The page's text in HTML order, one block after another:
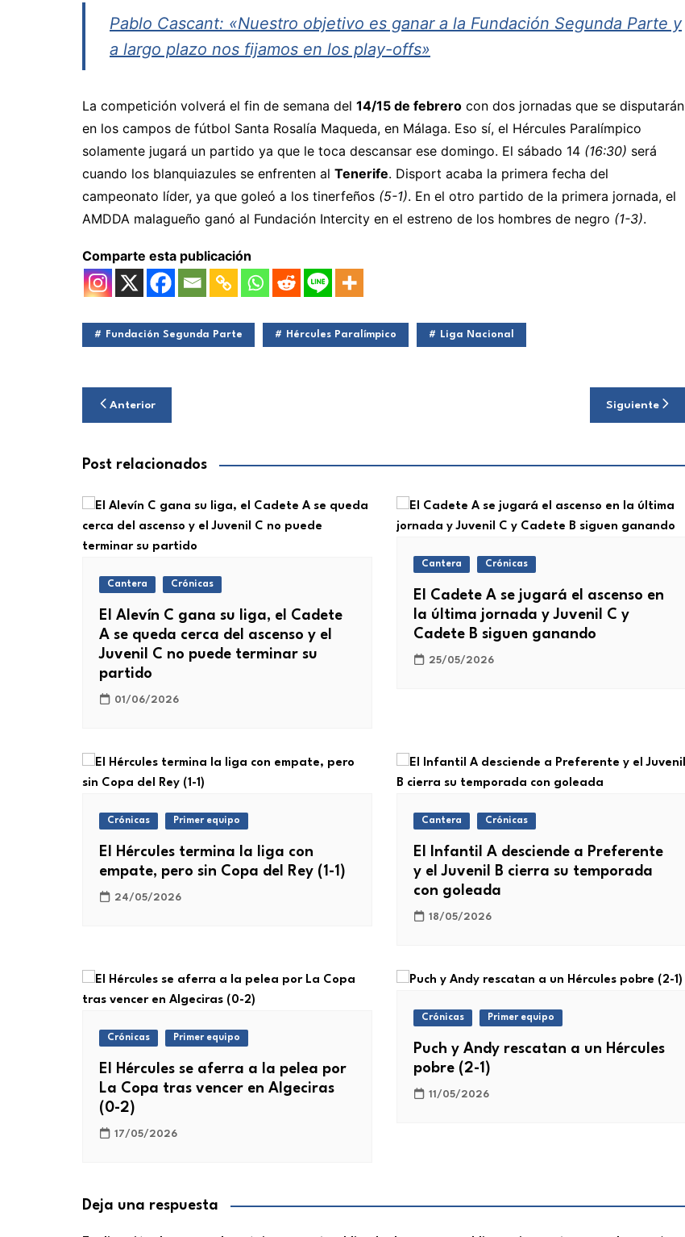
Pablo Cascant: «Nuestro objetivo es ganar a la Fundación Segunda Parte y
a largo plazo nos fijamos en los play-offs»
La competición volverá el fin de semana del 14/15 de febrero con dos jornadas que se disputarán
en los campos de fútbol Santa Rosalía Maqueda, en Málaga. Eso sí, el Hércules Paralímpico
solamente jugará un partido ya que le toca descansar ese domingo. El sábado 14 (16:30) será
cuando los blanquiazules se enfrenten al Tenerife. Disport acaba la primera fecha del
campeonato líder, ya que goleó a los tinerfeños (5-1). En el otro partido de la primera jornada, el
AMDDA malagueño ganó al Fundación Intercity en el estreno de los hombres de negro (1-3).
Comparte esta publicación
Fundación Segunda Parte Hércules Paralímpico Liga Nacional
Navegación
entradas
Anterior Siguiente
Post relacionados
Cantera Crónicas
El Alevín C gana su liga, el Cadete
A se queda cerca del ascenso y el
Juvenil C no puede terminar su
partido
01/06/2026
Cantera Crónicas
El Cadete A se jugará el ascenso en
la última jornada y Juvenil C y
Cadete B siguen ganando
25/05/2026
Crónicas Primer equipo
El Hércules termina la liga con
empate, pero sin Copa del Rey (1-1)
24/05/2026
Cantera Crónicas
El Infantil A desciende a Preferente
y el Juvenil B cierra su temporada
con goleada
18/05/2026
Crónicas Primer equipo
El Hércules se aferra a la pelea por
La Copa tras vencer en Algeciras
(0-2)
17/05/2026
Crónicas Primer equipo
Puch y Andy rescatan a un Hércules
pobre (2-1)
11/05/2026
Deja una respuesta